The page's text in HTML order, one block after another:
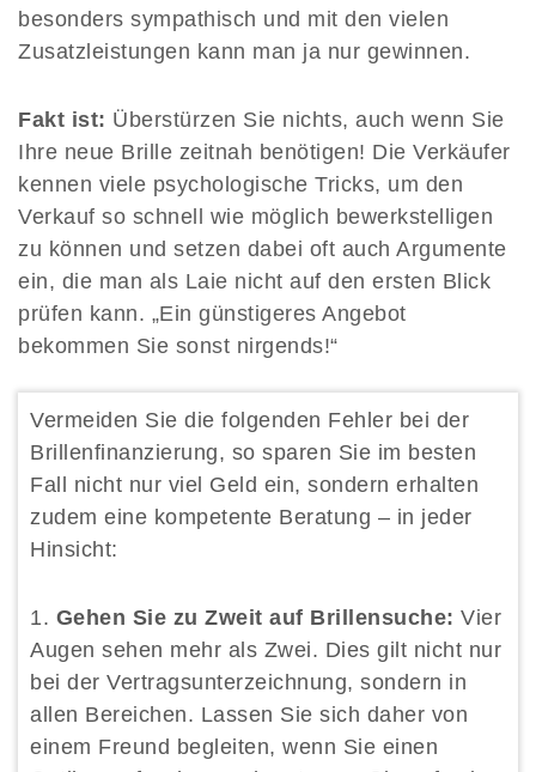
besonders sympathisch und mit den vielen
Zusatzleistungen kann man ja nur gewinnen.
Fakt ist: Überstürzen Sie nichts, auch wenn Sie
Ihre neue Brille zeitnah benötigen! Die Verkäufer
kennen viele psychologische Tricks, um den
Verkauf so schnell wie möglich bewerkstelligen
zu können und setzen dabei oft auch Argumente
ein, die man als Laie nicht auf den ersten Blick
prüfen kann. „Ein günstigeres Angebot
bekommen Sie sonst nirgends!“
Vermeiden Sie die folgenden Fehler bei der
Brillenfinanzierung, so sparen Sie im besten
Fall nicht nur viel Geld ein, sondern erhalten
zudem eine kompetente Beratung – in jeder
Hinsicht:
Gehen Sie zu Zweit auf Brillensuche: Vier
Augen sehen mehr als Zwei. Dies gilt nicht nur
bei der Vertragsunterzeichnung, sondern in
allen Bereichen. Lassen Sie sich daher von
einem Freund begleiten, wenn Sie einen